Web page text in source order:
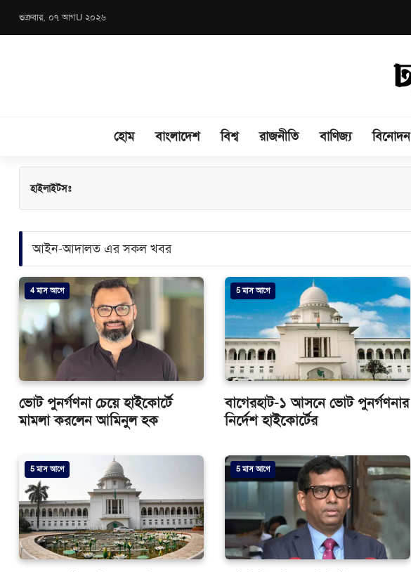
শুক্রবার, ০৭ আগU ২০২৬
হোম বাংলাদেশ বিশ্ব রাজনীতি বাণিজ্য বিনোদন
হাইলাইটসঃ
আইন-আদালত এর সকল খবর
4 মাস আগে
ভোট পুনর্গণনা চেয়ে হাইকোর্টে
মামলা করলেন আমিনুল হক
5 মাস আগে
বাগেরহাট-১ আসনে ভোট পুনর্গণনার
নির্দেশ হাইকোর্টের
5 মাস আগে 5 মাস আগে